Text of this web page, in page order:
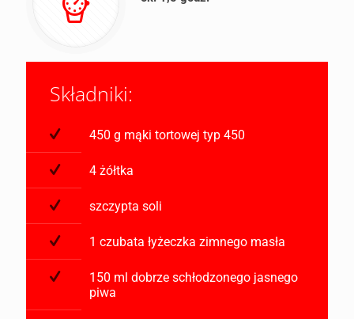
Składniki:
450 g mąki tortowej typ 450
4 żółtka
szczypta soli
1 czubata łyżeczka zimnego masła
150 ml dobrze schłodzonego jasnego
piwa